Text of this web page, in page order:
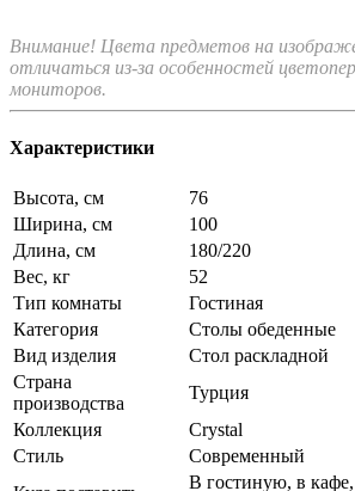
Внимание! Цвета предметов на
отличаться из-за особенностей
мониторов.
Характеристики
Высота, см
76
Ширина, см
100
Длина, см
180/220
Вес, кг
52
Тип комнаты
Гостиная
Категория
Столы обеденные
Вид изделия
Стол раскладной
Страна
производства
Турция
Коллекция
Crystal
Стиль
Современный
В гостиную, в